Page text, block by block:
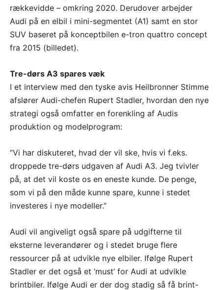
rækkevidde – omkring 2020. Derudover arbejder
Audi på en elbil i mini-segmentet (A1) samt en stor
SUV baseret på konceptbilen e-tron quattro concept
fra 2015 (billedet).
Tre-dørs A3 spares væk
I et interview med den tyske avis Heilbronner Stimme
afslører Audi-chefen Rupert Stadler, hvordan den nye
strategi også omfatter en forenkling af Audis
produktion og modelprogram:
”Vi har diskuteret, hvad der vil ske, hvis vi f.eks.
droppede tre-dørs udgaven af Audi A3. Jeg tvivler
på, at det vil koste os en eneste kunde. De penge,
som vi på den måde kunne spare, kunne i stedet
investeres i nye modeller.”
Audi vil angiveligt også spare på udgifterne til
eksterne leverandører og i stedet bruge flere
ressourcer på at udvikle nye elbiler. Ifølge Rupert
Stadler er det også et ’must’ for Audi at udvikle
brintbiler. Ifølge Audi er der dog stadig så få brint-